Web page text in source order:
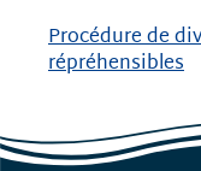
Procédure de
répréhensibles